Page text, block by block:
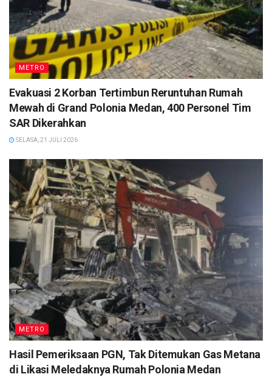
METRO
Evakuasi 2 Korban Tertimbun Reruntuhan Rumah
Mewah di Grand Polonia Medan, 400 Personel Tim
SAR Dikerahkan
SELASA, 21 JULI 2026
METRO
Hasil Pemeriksaan PGN, Tak Ditemukan Gas Metana
di Likasi Meledaknya Rumah Polonia Medan